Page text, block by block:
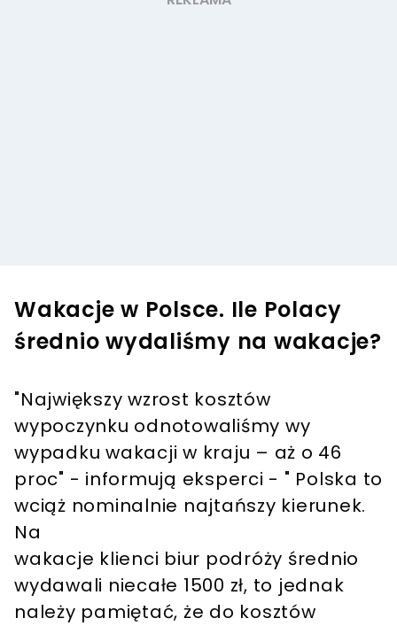
Wakacje w Polsce. Ile Polacy
średnio wydaliśmy na wakacje?
"Największy wzrost kosztów
wypoczynku odnotowaliśmy wy
wypadku wakacji w kraju – aż o 46
proc" - informują eksperci - " Polska to
wciąż nominalnie najtańszy kierunek.
Na
wakacje klienci biur podróży średnio
wydawali niecałe 1500 zł, to jednak
należy pamiętać, że do kosztów